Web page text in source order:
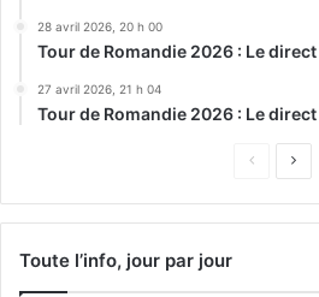
28 avril 2026, 20 h 00
Tour de Romandie 2026 : Le direct
27 avril 2026, 21 h 04
Tour de Romandie 2026 : Le
Page
Toute l’info, jour par jour